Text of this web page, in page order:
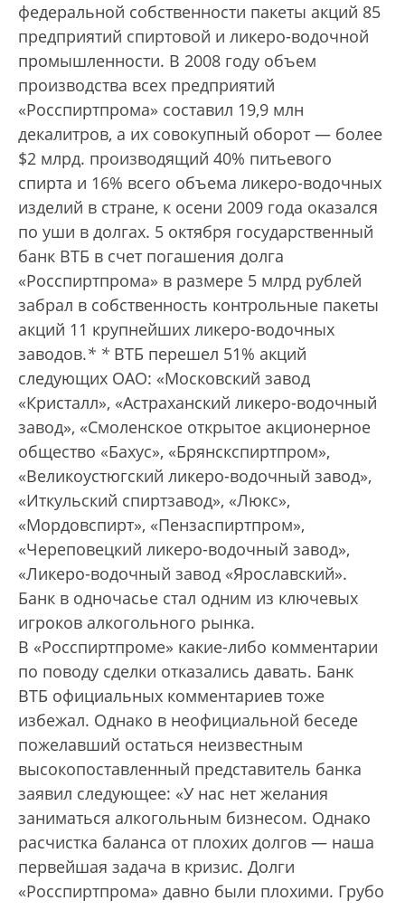
федеральной собственности пакеты акций 85
предприятий спиртовой и ликеро-водочной
промышленности. В 2008 году объем
производства всех предприятий
«Росспиртпрома» составил 19,9 млн
декалитров, а их совокупный оборот — более
$2 млрд. производящий 40% питьевого
спирта и 16% всего объема ликеро-водочных
изделий в стране, к осени 2009 года оказался
по уши в долгах. 5 октября государственный
банк ВТБ в счет погашения долга
«Росспиртпрома» в размере 5 млрд рублей
забрал в собственность контрольные пакеты
акций 11 крупнейших ликеро-водочных
заводов.* * ВТБ перешел 51% акций
следующих ОАО: «Московский завод
«Кристалл», «Астраханский ликеро-водочный
завод», «Смоленское открытое акционерное
общество «Бахус», «Брянскспиртпром»,
«Великоустюгский ликеро-водочный завод»,
«Иткульский спиртзавод», «Люкс»,
«Мордовспирт», «Пензаспиртпром»,
«Череповецкий ликеро-водочный завод»,
«Ликеро-водочный завод «Ярославский».
Банк в одно­часье стал одним из ключевых
игроков алкогольного рынка.
В «Росспиртпроме» какие-либо комментарии
по поводу сделки отказались давать. Банк
ВТБ официальных комментариев тоже
избежал. Однако в не­официальной беседе
пожелавший остаться неизвестным
высокопоставленный представитель банка
заявил следующее: «У нас нет желания
заниматься алкогольным бизнесом. Однако
расчистка баланса от плохих долгов — наша
первейшая задача в кризис. Долги
«Росспиртпрома» давно были плохими. Грубо